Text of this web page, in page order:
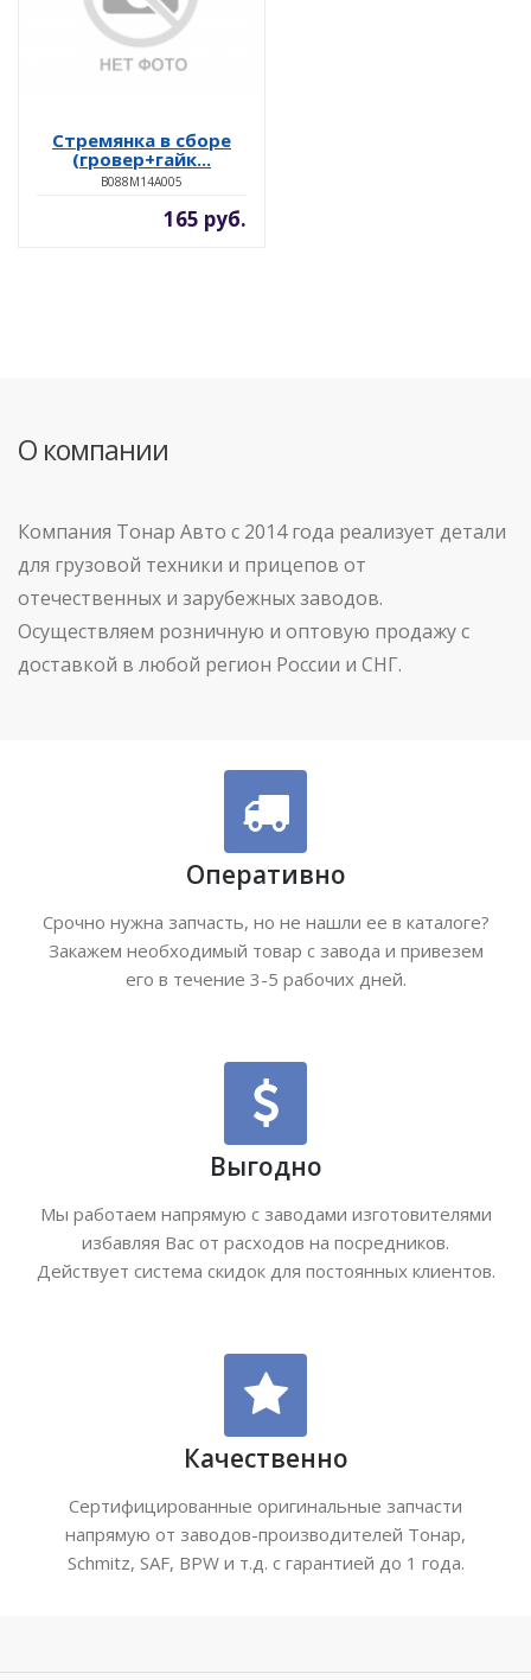
Стремянка в сборе
(гровер+гайк...
B088M14A005
165 руб.
О компании
Компания Тонар Авто с 2014 года реализует детали
для грузовой техники и прицепов от
отечественных и зарубежных заводов.
Осуществляем розничную и оптовую продажу с
доставкой в любой регион России и СНГ.
Оперативно
Срочно нужна запчасть, но не нашли ее в каталоге?
Закажем необходимый товар с завода и привезем
его в течение 3-5 рабочих дней.
Выгодно
Мы работаем напрямую с заводами изготовителями
избавляя Вас от расходов на посредников.
Действует система скидок для постоянных клиентов.
Качественно
Сертифицированные оригинальные запчасти
напрямую от заводов-производителей Тонар,
Schmitz, SAF, BPW и т.д. с гарантией до 1 года.